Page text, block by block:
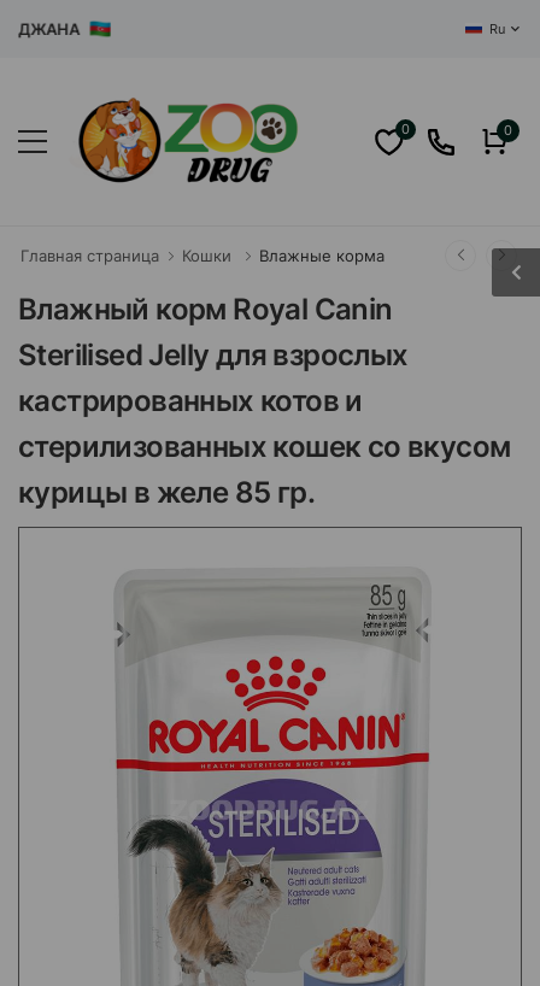
Ru
0 0
Главная страница Кошки Влажные корма
Влажный корм Royal Canin
Sterilised Jelly для взрослых
кастрированных котов и
стерилизованных кошек со вкусом
курицы в желе 85 гр.